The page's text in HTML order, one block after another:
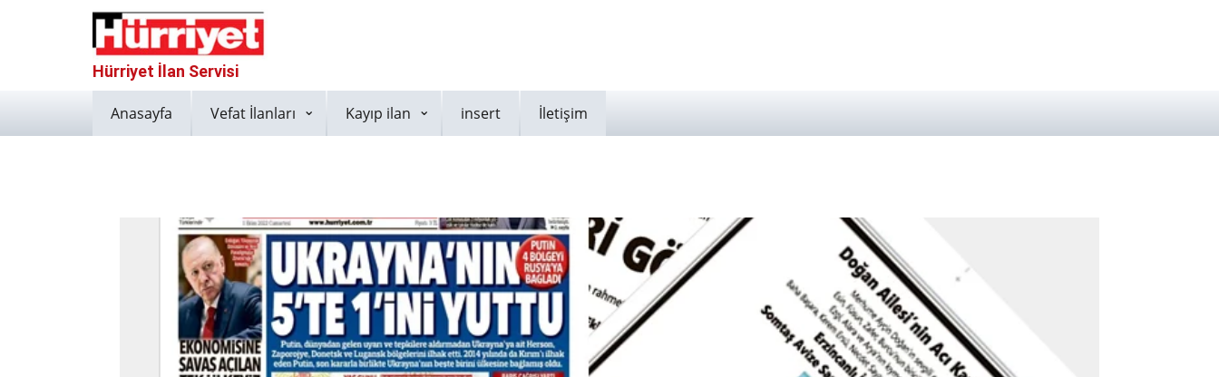
Hürriyet İlan Servisi
Anasayfa Vefat İlanları Kayıp ilan insert İletişim